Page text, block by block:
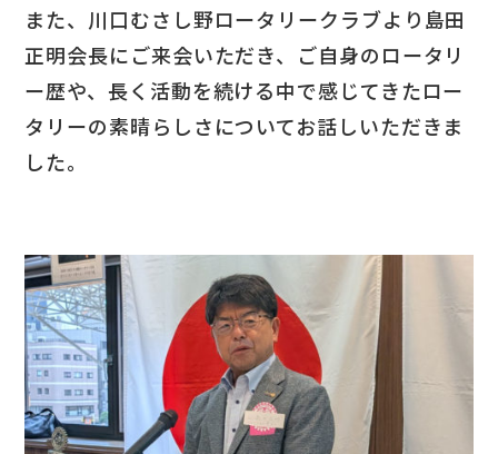
また、川口むさし野ロータリークラブより島田
正明会長にご来会いただき、ご自身のロータリ
ー歴や、長く活動を続ける中で感じてきたロー
タリーの素晴らしさについてお話しいただきま
した。